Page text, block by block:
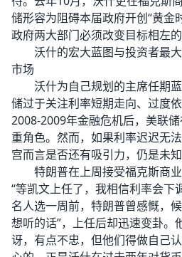
储形容为阻碍本届政府开创“黄金
政府两大部门必须改变目标相左的
沃什的宏大蓝图与投资者最大
市场
沃什为自己规划的主席任期蓝
储过于关注利率短期走向、过度
2008-2009年金融危机后，美联
重角色。然而，如果利率迟迟无
宫而言是否还有吸引力，仍是未知
特朗普在上周接受福克斯商业
“等凯文上任了，我相信利率会下
名人选一周前，特朗普曾感慨，
想听的话”，上任后却迅速变卦。
讶，有点不忠，但他们得做自己